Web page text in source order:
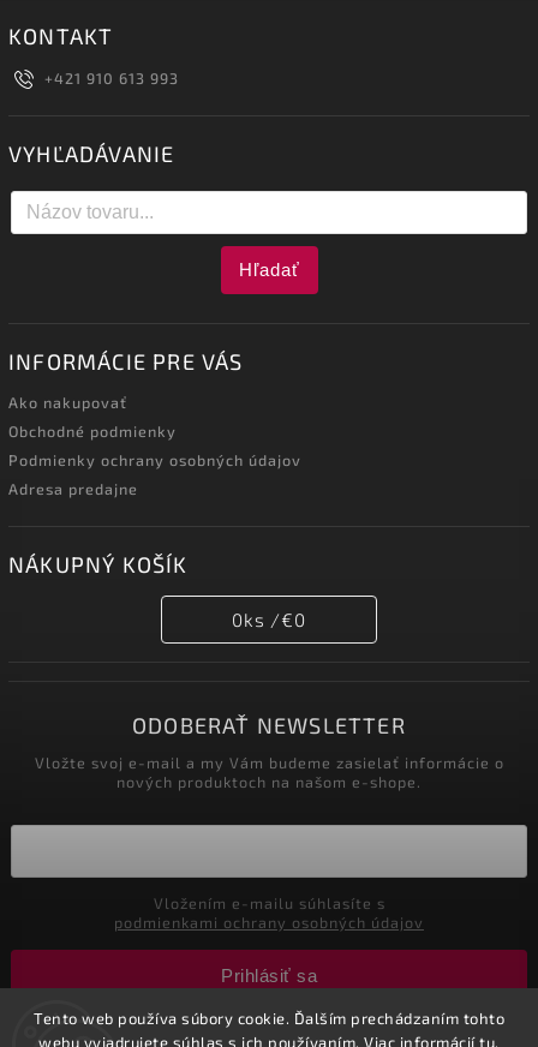
Tento web používa súbory cookie. Ďalším prechádzaním tohto
webu vyjadrujete súhlas s ich používaním. Viac informáciítu.
KONTAKT
+421 910 613 993
VYHĽADÁVANIE
Hľadať
INFORMÁCIE PRE VÁS
Ako nakupovať
Obchodné podmienky
Podmienky ochrany osobných údajov
Adresa predajne
NÁKUPNÝ KOŠÍK
0ks /€0
ODOBERAŤ NEWSLETTER
Vložte svoj e-mail a my Vám budeme zasielať informácie o
nových produktoch na našom e-shope.
podmienkami ochrany osobných údajov
Prihlásiť sa